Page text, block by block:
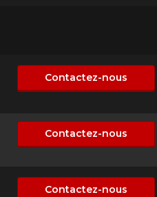
Contactez-nous
Contactez-nous
Contactez-nous